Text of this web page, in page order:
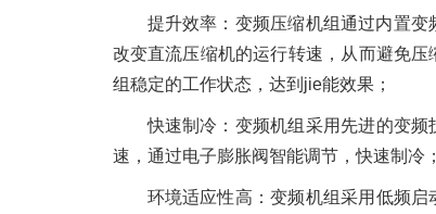
提升效率：变频压缩机组通过内置
改变直流压缩机的运⾏转速，从⽽避免
组稳定的⼯作状态，达到jie能效果；
快速制冷：变频机组采⽤先进的变
速，通过电⼦膨胀阀智能调节，快速制冷；
环境适应性⾼：变频机组采⽤低频启